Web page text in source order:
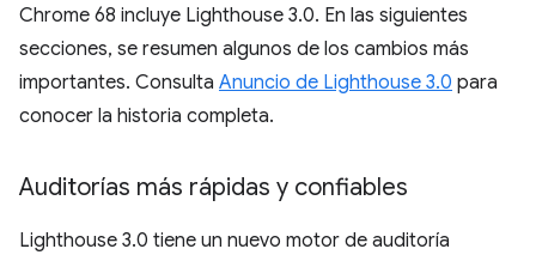
Chrome 68 incluye Lighthouse 3.0. En las siguientes
secciones, se resumen algunos de los cambios más
importantes. Consulta Anuncio de Lighthouse 3.0 para
conocer la historia completa.
Auditorías más rápidas y confiables
Lighthouse 3.0 tiene un nuevo motor de auditoría